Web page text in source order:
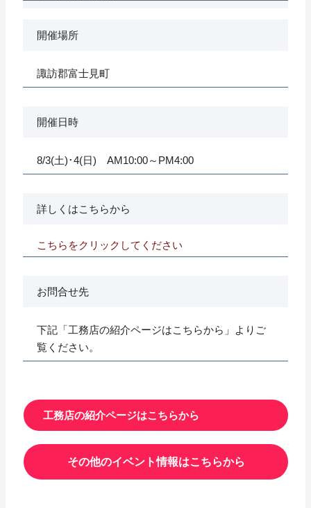
開催場所
諏訪郡富士見町
開催日時
8/3(土)･4(日) AM10:00～PM4:00
詳しくはこちらから
こちらをクリックしてください
お問合せ先
下記「工務店の紹介ページはこちらから」よりご
覧ください。
工務店の紹介ページはこちらから
その他のイベント情報はこちらから